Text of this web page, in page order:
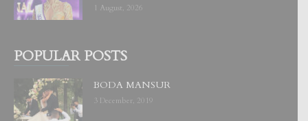
1 August, 2026
POPULAR POSTS
BODA MANSUR
3 December, 2019